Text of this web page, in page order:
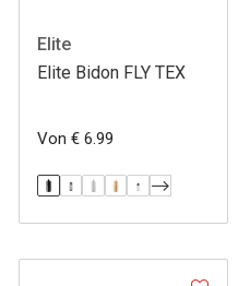
Elite
Elite Bidon FLY TEX
Von € 6.99